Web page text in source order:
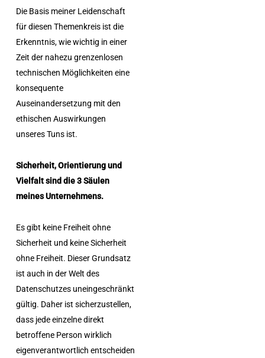
Die Basis meiner Leidenschaft
für diesen Themenkreis ist die
Erkenntnis, wie wichtig in einer
Zeit der nahezu grenzenlosen
technischen Möglichkeiten eine
konsequente
Auseinandersetzung mit den
ethischen Auswirkungen
unseres Tuns ist.
Sicherheit, Orientierung und
Vielfalt sind die 3 Säulen
meines Unternehmens.
Es gibt keine Freiheit ohne
Sicherheit und keine Sicherheit
ohne Freiheit. Dieser Grundsatz
ist auch in der Welt des
Datenschutzes uneingeschränkt
gültig. Daher ist sicherzustellen,
dass jede einzelne direkt
betroffene Person wirklich
eigenverantwortlich entscheiden